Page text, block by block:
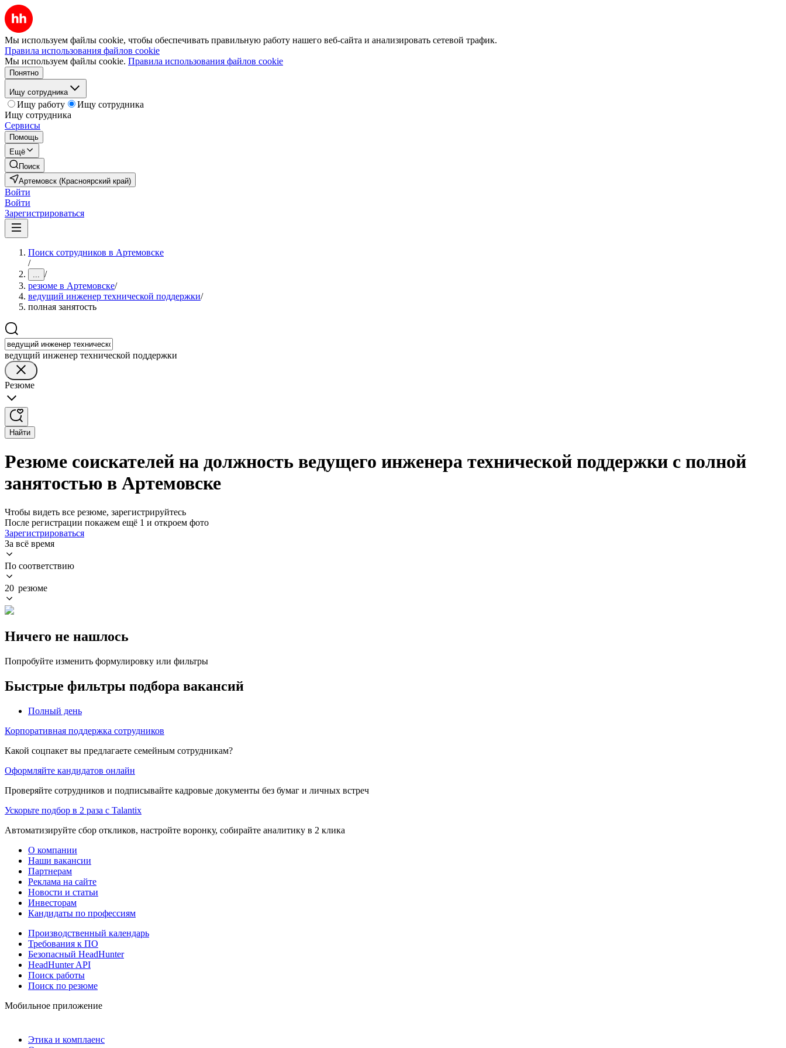
Мы используем файлы cookie, чтобы обеспечивать правильную работу нашего веб-сайта и анализировать сетевой трафик.
Правила использования файлов cookie
Мы используем файлы cookie. Правила использования файлов cookie
Понятно
Ищу сотрудника
Ищу работу
Ищу сотрудника
Ищу сотрудника
Сервисы
Помощь
Ещё
Поиск
Артемовск (Красноярский край)
Войти
Войти
Зарегистрироваться
Поиск сотрудников в Артемовске
/
... /
резюме в Артемовске/
ведущий инженер технической поддержки/
полная занятость
ведущий инженер технической поддержки
Резюме
Найти
Резюме соискателей на должность ведущего инженера технической поддержки с полной
занятостью в Артемовске
Чтобы видеть все резюме, зарегистрируйтесь
После регистрации покажем ещё 1 и откроем фото
Зарегистрироваться
За всё время
По соответствию
20 резюме
Ничего не нашлось
Попробуйте изменить формулировку или фильтры
Быстрые фильтры подбора вакансий
Полный день
Корпоративная поддержка сотрудников
Какой соцпакет вы предлагаете семейным сотрудникам?
Оформляйте кандидатов онлайн
Проверяйте сотрудников и подписывайте кадровые документы без бумаг и личных встреч
Ускорьте подбор в 2 раза с Talantix
Автоматизируйте сбор откликов, настройте воронку, собирайте аналитику в 2 клика
О компании
Наши вакансии
Партнерам
Реклама на сайте
Новости и статьи
Инвесторам
Кандидаты по профессиям
Производственный календарь
Требования к ПО
Безопасный HeadHunter
HeadHunter API
Поиск работы
Поиск по резюме
Мобильное приложение
Этика и комплаенс